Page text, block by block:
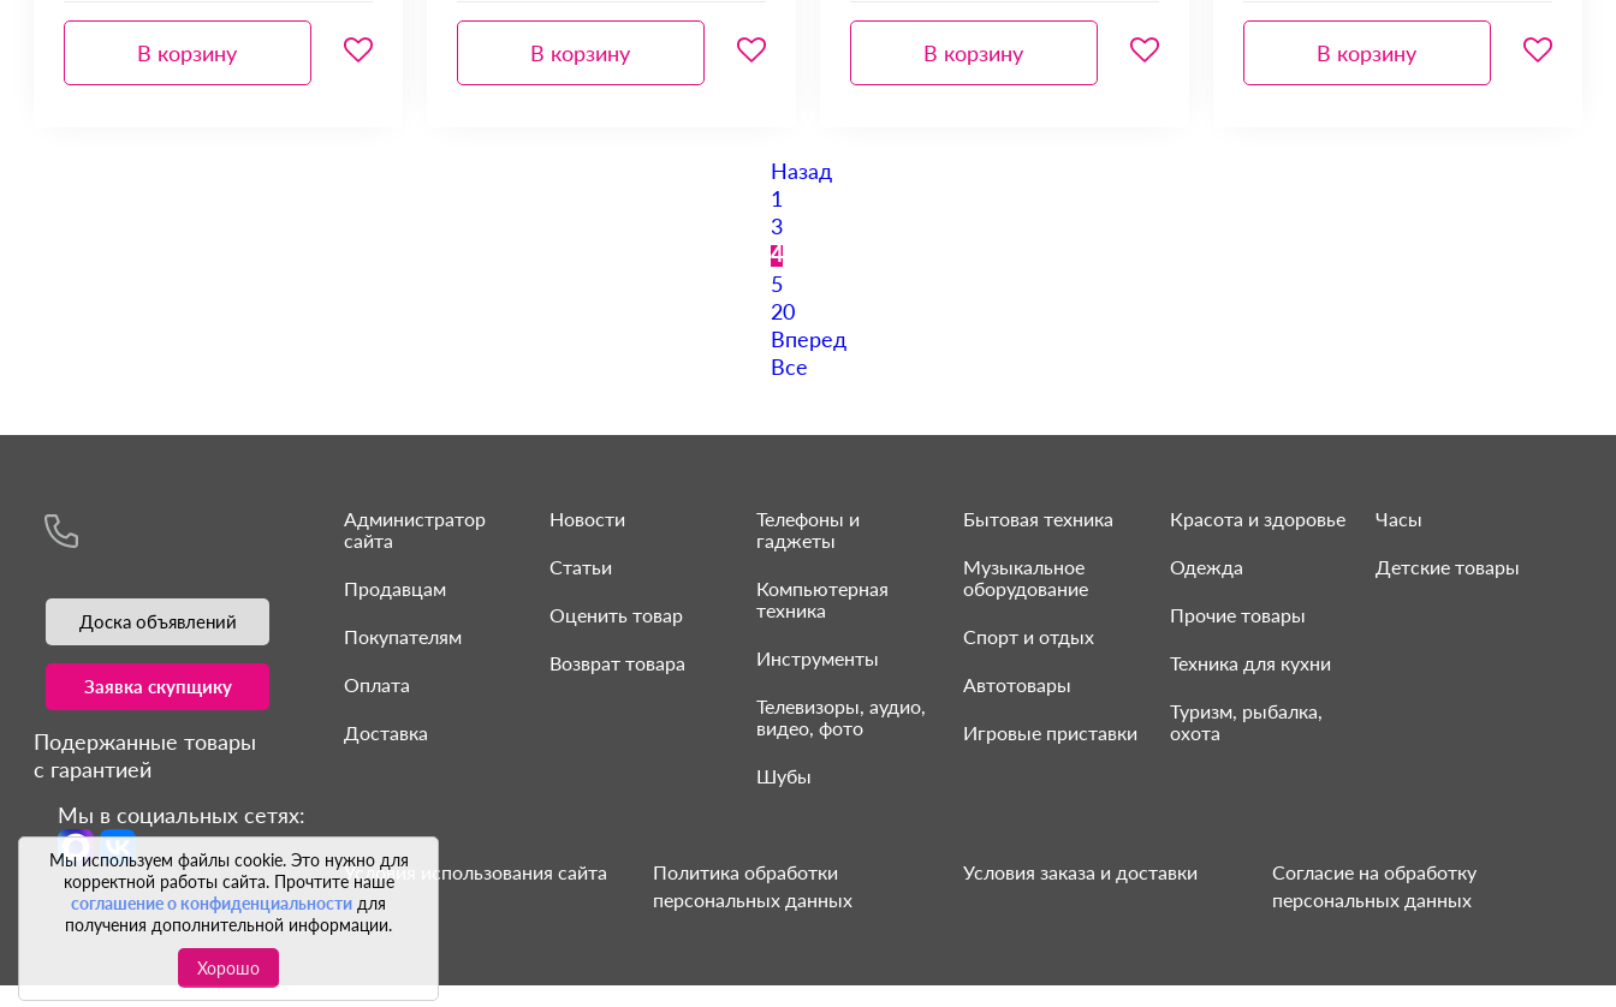
В корзину В корзину В корзину В корзину
Назад
1
3
4
5
20
Вперед
Все
Мы используем файлы cookie. Это нужно для
корректной работы сайта. Прочтите наше
соглашение о конфиденциальности для
получения дополнительной информации.
Хорошо
Доска объявлений
Заявка скупщику
Подержанные товары
с гарантией
Мы в социальных сетях:
Администратор
сайта
Продавцам
Покупателям
Оплата
Доставка
Новости
Статьи
Оценить товар
Возврат товара
Телефоны и
гаджеты
Компьютерная
техника
Инструменты
Телевизоры, аудио,
видео, фото
Шубы
Бытовая техника
Музыкальное
оборудование
Спорт и отдых
Автотовары
Игровые приставки
Красота и здоровье
Одежда
Прочие товары
Техника для кухни
Туризм, рыбалка,
охота
Часы
Детские товары
Условия использования сайта
Политика обработки
персональных данных
Условия заказа и доставки
Согласие на обработку
персональных данных